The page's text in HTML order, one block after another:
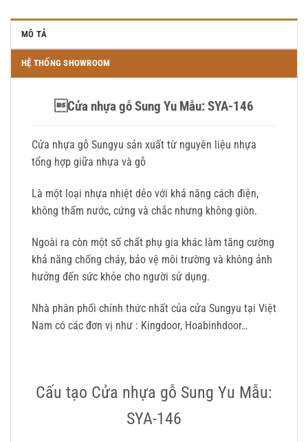
MÔ TẢ
HỆ THỐNG SHOWROOM
Cửa nhựa gỗ Sung Yu Mẫu: SYA-146
Cửa nhựa gỗ Sungyu sản xuất từ nguyên liệu nhựa
tổng hợp giữa nhựa và gỗ
Là một loại nhựa nhiệt dẻo với khả năng cách điện,
không thấm nước, cứng và chắc nhưng không giòn.
Ngoài ra còn một số chất phụ gia khác làm tăng cường
khả năng chống cháy, bảo vệ môi trường và không ảnh
hưởng đến sức khỏe cho người sử dụng.
Nhà phân phối chính thức nhất của cửa Sungyu tại Việt
Nam có các đơn vị như : Kingdoor, Hoabinhdoor…
Cấu tạo Cửa nhựa gỗ Sung Yu Mẫu:
SYA-146